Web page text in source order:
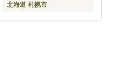
北海道 札幌市